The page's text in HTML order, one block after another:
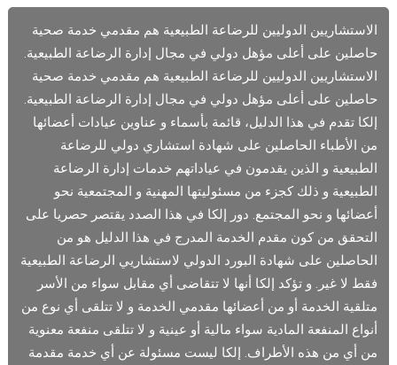
الاستشاريين الدوليين للرضاعة الطبيعية هم مقدمي خدمة صحية
حاصلين على أعلى مؤهل دولي في مجال إدارة الرضاعة الطبيعية.
الاستشاريين الدوليين للرضاعة الطبيعية هم مقدمي خدمة صحية
حاصلين على أعلى مؤهل دولي في مجال إدارة الرضاعة الطبيعية.
إلكا تقدم في هذا الدليل، قائمة بأسماء و عناوين عيادات أعضائها
من الأطباء الحاصلين على شهادة استشاري دولي للرضاعة
الطبيعية و الذين يقدمون في عياداتهم خدمات إدارة الرضاعة
الطبيعية و ذلك كجزء من مسئوليتها المهنية و المجتمعية نحو
أعضائها و نحو المجتمع. دور إلكا في هذا الصدد يقتصر حصريا على
التحقق من كون مقدم الخدمة المدرج في هذا الدليل هو من
الحاصلين على شهادة البورد الدولي لاستشاريي الرضاعة الطبيعية
فقط لا غير. و تؤكد إلكا أنها لا تتقاضى أي مقابل سواء من الأسر
متلقية الخدمة أو من أعضائها مقدمي الخدمة و لا تتلقى أي نوع من
أنواع المنفعة المادية سواء مالية أو عينية و لا تتلقى منفعة معنوية
من أي من هذه الأطراف. إلكا ليست مسئولة عن أي خدمة مقدمة